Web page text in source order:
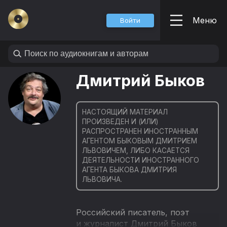
Войти Меню
Дмитрий Быков
НАСТОЯЩИЙ МАТЕРИАЛ
ПРОИЗВЕДЕН И (ИЛИ)
РАСПРОСТРАНЕН ИНОСТРАННЫМ
АГЕНТОМ БЫКОВЫМ ДМИТРИЕМ
ЛЬВОВИЧЕМ, ЛИБО КАСАЕТСЯ
ДЕЯТЕЛЬНОСТИ ИНОСТРАННОГО
АГЕНТА БЫКОВА ДМИТРИЯ
ЛЬВОВИЧА.
Российский писатель, поэт
и журналист Дмитрий Быков